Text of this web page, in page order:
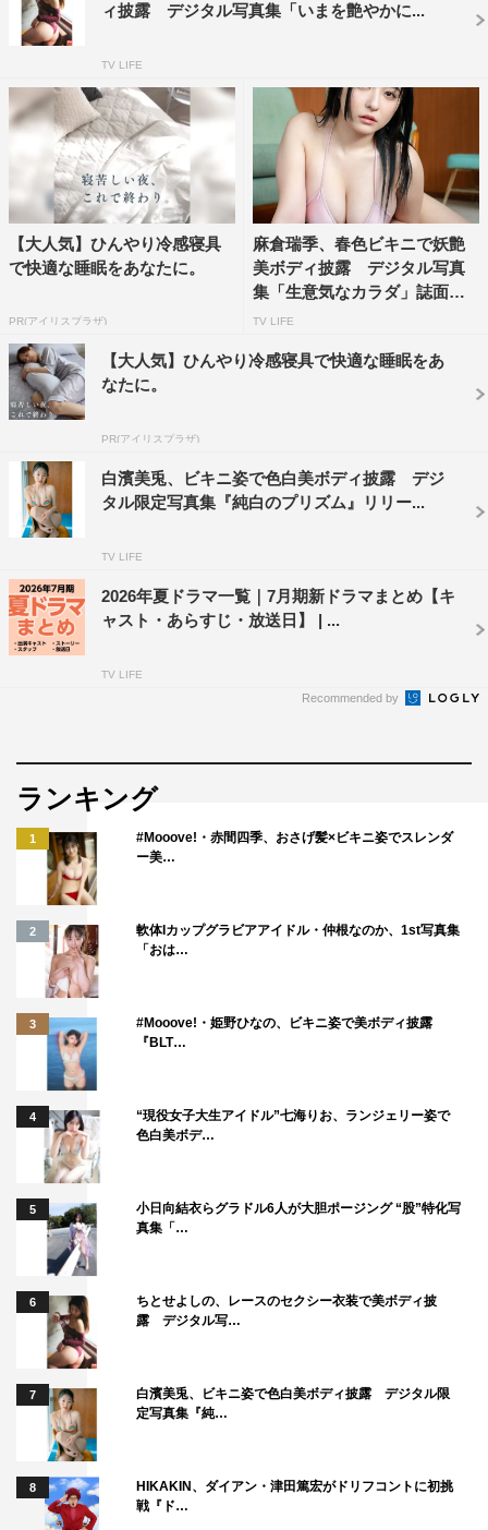
ィ披露 デジタル写真集「いまを艶やかに...
TV LIFE
【大人気】ひんやり冷感寝具
で快適な睡眠をあなたに。
PR(アイリスプラザ)
麻倉瑞季、春色ビキニで妖艶
美ボディ披露 デジタル写真
集「生意気なカラダ」誌面カ
ッ...
TV LIFE
【大人気】ひんやり冷感寝具で快適な睡眠をあ
なたに。
PR(アイリスプラザ)
白濱美兎、ビキニ姿で色白美ボディ披露 デジ
タル限定写真集『純白のプリズム』リリー...
TV LIFE
2026年夏ドラマ一覧｜7月期新ドラマまとめ【キ
ャスト・あらすじ・放送日】 | ...
TV LIFE
Recommended by
ランキング
1
#Mooove!・赤間四季、おさげ髪×ビキニ姿でスレンダ
ー美…
2
軟体Iカップグラビアアイドル・仲根なのか、1st写真集
「おは…
3
#Mooove!・姫野ひなの、ビキニ姿で美ボディ披露
『BLT…
4
“現役女子大生アイドル”七海りお、ランジェリー姿で
色白美ボデ…
5
小日向結衣らグラドル6人が大胆ポージング “股”特化写
真集「…
6
ちとせよしの、レースのセクシー衣装で美ボディ披
露 デジタル写…
7
白濱美兎、ビキニ姿で色白美ボディ披露 デジタル限
定写真集『純…
8
HIKAKIN、ダイアン・津田篤宏がドリフコントに初挑
戦『ド…